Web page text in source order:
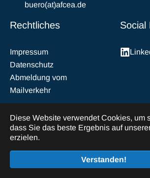
Diese Website verwendet Cookies, um
dass Sie das beste Ergebnis auf
erzielen.
Verstanden!
buero(at)afcea.de
Rechtliches
Impressum
Datenschutz
Abmeldung vom
Mailverkehr
Social